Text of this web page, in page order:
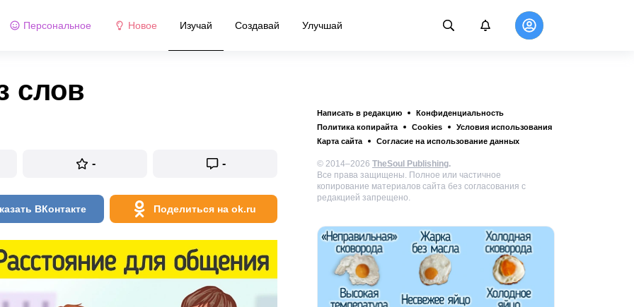
Персональное Новое Изучай Создавай Улучшай
Написать в редакцию
Конфиденциальность
Политика копирайта
Cookies
Условия использования
Карта сайта
Согласие на использование данных
© 2014–2026 TheSoul Publishing.
Все права защищены. Полное или частичное
копирование материалов сайта без согласования с
редакцией запрещено.
слов
- -
ВКонтакте Поделиться на ok.ru